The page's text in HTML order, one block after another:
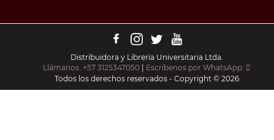
Distribuidora y Librería Universitaria Ltda.
Llámanos: +57 3125347050
Escríbenos por WhatsApp:
Todos los derechos reservados - Copyright © 2026